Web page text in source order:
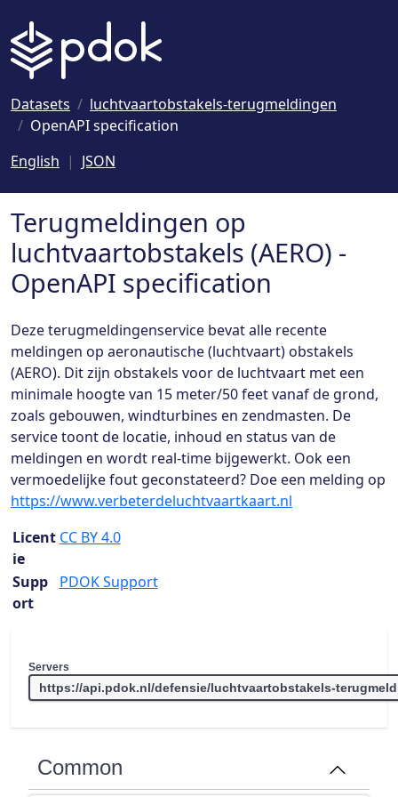
Datasets
luchtvaartobstakels-terugmeldingen
OpenAPI specification
English
JSON
Terugmeldingen op
luchtvaartobstakels (AERO) -
OpenAPI specification
Deze terugmeldingenservice bevat alle recente
meldingen op aeronautische (luchtvaart) obstakels
(AERO). Dit zijn obstakels voor de luchtvaart met een
minimale hoogte van 15 meter/50 feet vanaf de grond,
zoals gebouwen, windturbines en zendmasten. De
service toont de locatie, inhoud en status van de
meldingen en wordt real-time bijgewerkt. Ook een
vermoedelijke fout geconstateerd? Doe een melding op
https://www.verbeterdeluchtvaartkaart.nl
Licent
ie
CC BY 4.0
Supp
ort
PDOK Support
Servers
Common